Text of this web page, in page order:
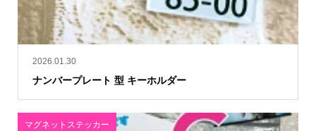
2026.01.30
ナンバープレート 型 キーホルダー
マグネットステッカー